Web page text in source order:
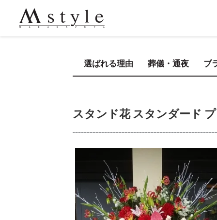
選ばれる理由 葬儀・通夜 ブ
スタンド花 スタンダード